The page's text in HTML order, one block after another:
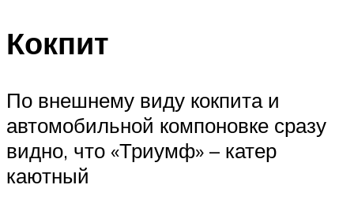
Кокпит
По внешнему виду кокпита и
автомобильной компоновке сразу
видно, что «Триумф» – катер
каютный